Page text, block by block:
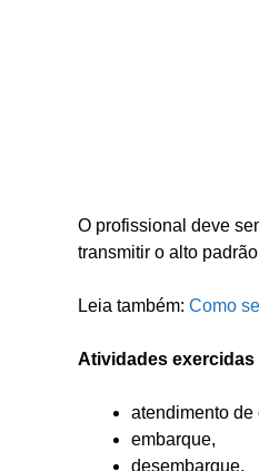
O profissional deve
transmitir o alto
Leia também: Como
Atividades
atendimento de
embarque,
desembarque,